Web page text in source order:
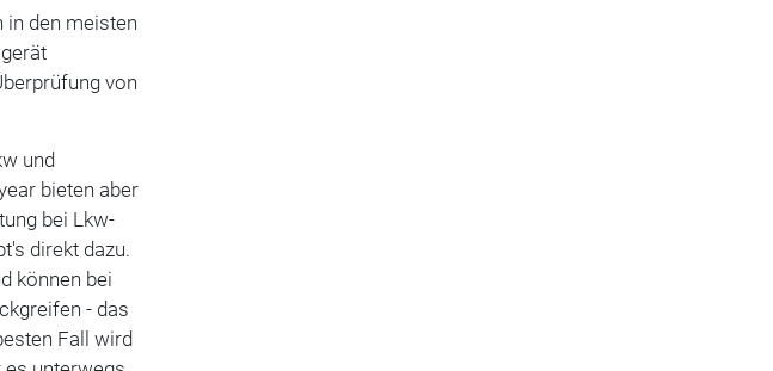
in den meisten
von
und
bieten aber
bei Lkw-
direkt dazu.
können bei
- das
Fall wird